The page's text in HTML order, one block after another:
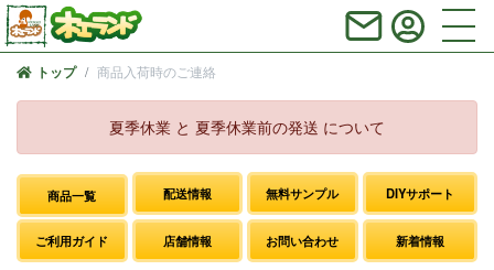
トップ 商品入荷時のご連絡
夏季休業 と 夏季休業前の発送 について
商品一覧 配送情報 無料サンプル DIYサポート
ご利用ガイド 店舗情報 お問い合わせ 新着情報